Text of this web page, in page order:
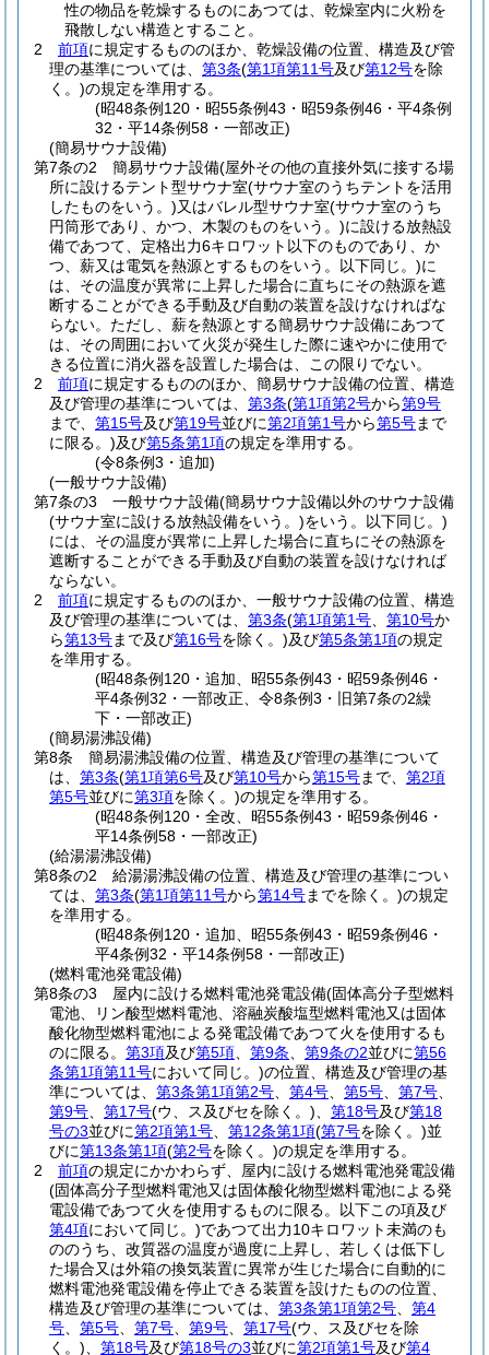
性の物品を乾燥するものにあつては、乾燥室内に火粉を
飛散しない構造とすること。
2
前項に規定するもののほか、乾燥設備の位置、構造及び管
理の基準については、 第3条(第1項第11号及び第12号を除
く。)の規定を準用する。
(昭48条例120・昭55条例43・昭59条例46・平4条例
32・平14条例58・一部改正)
(簡易サウナ設備)
第7条の2
簡易サウナ設備(屋外その他の直接外気に接する場
所に設けるテント型サウナ室(サウナ室のうちテントを活用
したものをいう。)又はバレル型サウナ室(サウナ室のうち
円筒形であり、かつ、木製のものをいう。)に設ける放熱設
備であつて、定格出力6キロワット以下のものであり、か
つ、薪又は電気を熱源とするものをいう。以下同じ。)に
は、その温度が異常に上昇した場合に直ちにその熱源を遮
断することができる手動及び自動の装置を設けなければな
らない。 ただし、薪を熱源とする簡易サウナ設備にあつて
は、その周囲において火災が発生した際に速やかに使用で
きる位置に消火器を設置した場合は、この限りでない。
2
前項に規定するもののほか、簡易サウナ設備の位置、構造
及び管理の基準については、 第3条(第1項第2号から第9号
まで、 第15号及び第19号並びに第2項第1号から第5号まで
に限る。)及び第5条第1項の規定を準用する。
(令8条例3・追加)
(一般サウナ設備)
第7条の3
一般サウナ設備(簡易サウナ設備以外のサウナ設備
(サウナ室に設ける放熱設備をいう。)をいう。以下同じ。)
には、その温度が異常に上昇した場合に直ちにその熱源を
遮断することができる手動及び自動の装置を設けなければ
ならない。
2
前項に規定するもののほか、一般サウナ設備の位置、構造
及び管理の基準については、 第3条(第1項第1号 第10号か
ら第13号まで及び第16号を除く。)及び第5条第1項の規定
を準用する。
(昭48条例120・追加、昭55条例43・昭59条例46・
平4条例32・一部改正、令8条例3・旧第7条の2繰
下・一部改正)
(簡易湯沸設備)
第8条
簡易湯沸設備の位置、構造及び管理の基準について
は、 第3条(第1項第6号及び第10号から第15号まで、 第2項
第5号並びに第3項を除く。)の規定を準用する。
(昭48条例120・全改、昭55条例43・昭59条例46・
平14条例58・一部改正)
(給湯湯沸設備)
第8条の2
給湯湯沸設備の位置、構造及び管理の基準につい
ては、 第3条(第1項第11号から第14号までを除く。)の規定
を準用する。
(昭48条例120・追加、昭55条例43・昭59条例46・
平4条例32・平14条例58・一部改正)
(燃料電池発電設備)
第8条の3
屋内に設ける燃料電池発電設備(固体高分子型燃料
電池、リン酸型燃料電池、溶融炭酸塩型燃料電池又は固体
酸化物型燃料電池による発電設備であつて火を使用するも
のに限る。 第3項及び第5項 第9条 第9条の2並びに第56
条第1項第11号において同じ。)の位置、構造及び管理の基
準については、 第3条第1項第2号 第4号 第5号 第7号
第9号
第17号(ウ、ス及びセを除く。) 第18号及び第18
号の3並びに第2項第1号 第12条第1項(第7号を除く。)並
びに第13条第1項(第2号を除く。)の規定を準用する。
2
前項の規定にかかわらず、屋内に設ける燃料電池発電設備
(固体高分子型燃料電池又は固体酸化物型燃料電池による発
電設備であつて火を使用するものに限る。以下この項及び
第4項において同じ。)であつて出力10キロワット未満のも
ののうち、改質器の温度が過度に上昇し、若しくは低下し
た場合又は外箱の換気装置に異常が生じた場合に自動的に
燃料電池発電設備を停止できる装置を設けたものの位置、
構造及び管理の基準については、 第3条第1項第2号
第4
号
第5号 第7号 第9号 第17号(ウ、ス及びセを除
く。)
第18号及び第18号の3並びに第2項第1号及び第4